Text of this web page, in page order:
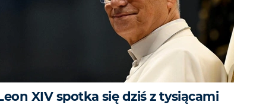
XIV spotka się dziś z tysiącami